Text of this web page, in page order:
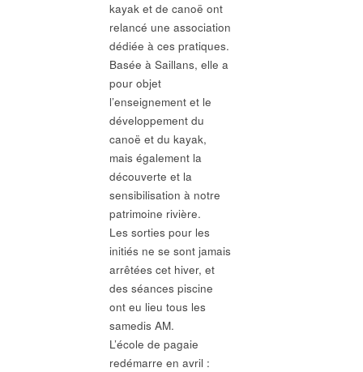
kayak et de canoë ont
relancé une association
dédiée à ces pratiques.
Basée à Saillans, elle a
pour objet
l’enseignement et le
développement du
canoë et du kayak,
mais également la
découverte et la
sensibilisation à notre
patrimoine rivière.
Les sorties pour les
initiés ne se sont jamais
arrêtées cet hiver, et
des séances piscine
ont eu lieu tous les
samedis AM.
L’école de pagaie
redémarre en avril :